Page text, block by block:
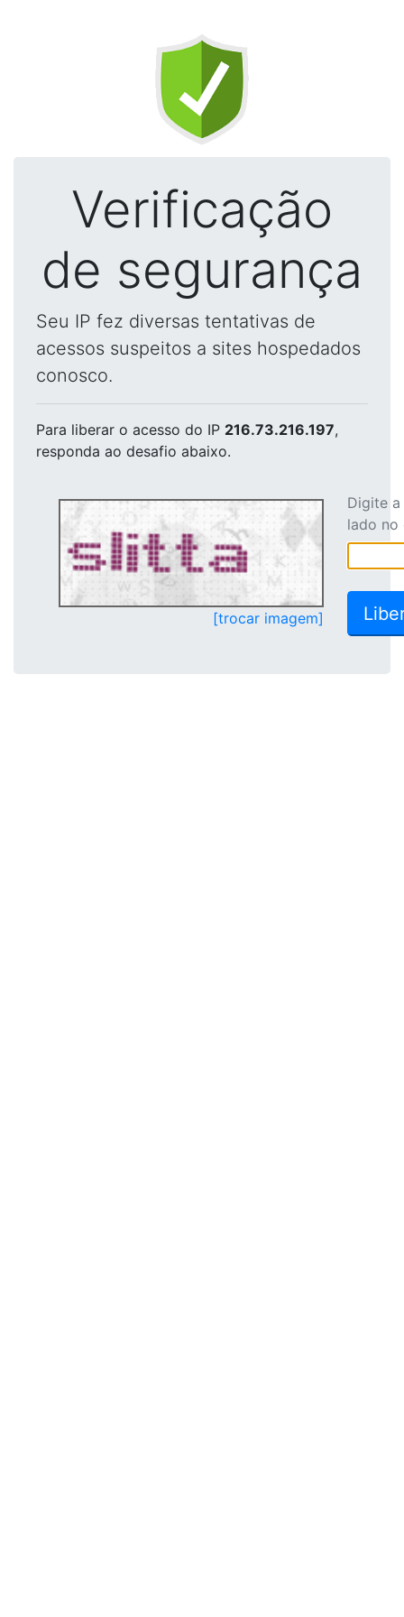
Verificação
de segurança
Seu IP fez diversas tentativas de
acessos suspeitos a sites hospedados
conosco.
Para liberar o acesso do IP 216.73.216.197,
responda ao desafio abaixo.
[trocar imagem]
Digite
lado no